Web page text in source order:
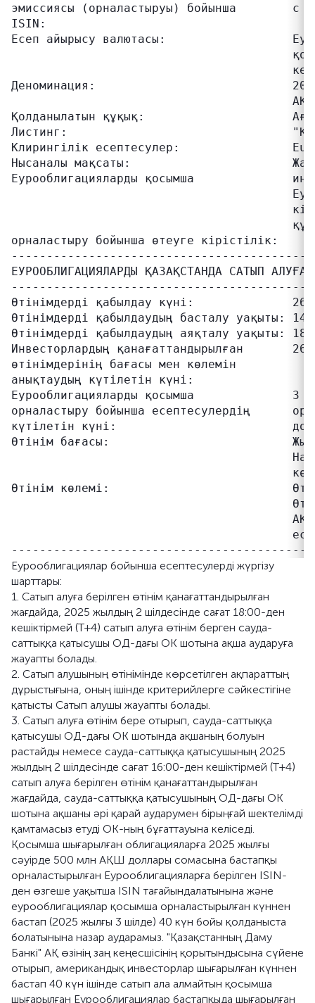
эмиссиясы (орналастыруы) бойынша        с
ISIN:
Есеп айырысу валютасы:
Деноминация:                            200 000
Қолданылатын құқық:
Листинг:
Клирингілік есептесулер:
Нысаналы мақсаты:                       Жалпы
Еурооблигацияларды қосымша
орналастыру бойынша өтеуге кірістілік:
ЕУРООБЛИГАЦИЯЛАРДЫ ҚАЗАҚСТАНДА САТЫП
Өтінімдерді қабылдау күні:              26
Өтінімдерді қабылдаудың басталу уақыты:
Өтінімдерді қабылдаудың аяқталу уақыты:
Инвесторлардың қанағаттандырылған
өтінімдерінің бағасы мен көлемін
анықтаудың күтілетін күні:
Еурооблигацияларды қосымша              3
орналастыру бойынша есептесулердің
күтілетін күні:
Өтінім бағасы:                          Жылдық
Өтінім көлемі:                          Өтінім
Еурооблигациялар бойынша есептесулерді жүргізу
шарттары:
1. Сатып алуға берілген өтінім қанағаттандырылған
жағдайда, 2025 жылдың 2 шілдесінде сағат 18:00-ден
кешіктірмей (T+4) сатып алуға өтінім берген сауда-
саттыққа қатысушы ОД-дағы ОК шотына ақша аударуға
жауапты болады.
2. Сатып алушының өтінімінде көрсетілген ақпараттың
дұрыстығына, оның ішінде критерийлерге сәйкестігіне
қатысты Сатып алушы жауапты болады.
3. Сатып алуға өтінім бере отырып, сауда-саттыққа
қатысушы ОД-дағы ОК шотында ақшаның болуын
растайды немесе сауда-саттыққа қатысушының 2025
жылдың 2 шілдесінде сағат 16:00-ден кешіктірмей (T+4)
сатып алуға берілген өтінім қанағаттандырылған
жағдайда, сауда-саттыққа қатысушының ОД-дағы ОК
шотына ақшаны әрі қарай аударумен бірыңғай шектелімді
қамтамасыз етуді ОК-ның бұғаттауына келіседі.
Қосымша шығарылған облигацияларға 2025 жылғы
сәуірде 500 млн АҚШ доллары сомасына бастапқы
орналастырылған Еурооблигацияларға берілген ISIN-
ден өзгеше уақытша ISIN тағайындалатынына және
еурооблигациялар қосымша орналастырылған күннен
бастап (2025 жылғы 3 шілде) 40 күн бойы қолданыста
болатынына назар аударамыз. "Қазақстанның Даму
Банкі" АҚ өзінің заң кеңесшісінің қорытындысына сүйене
отырып, американдық инвесторлар шығарылған күннен
бастап 40 күн ішінде сатып ала алмайтын қосымша
шығарылған Еурооблигациялар бастапқыда шығарылған